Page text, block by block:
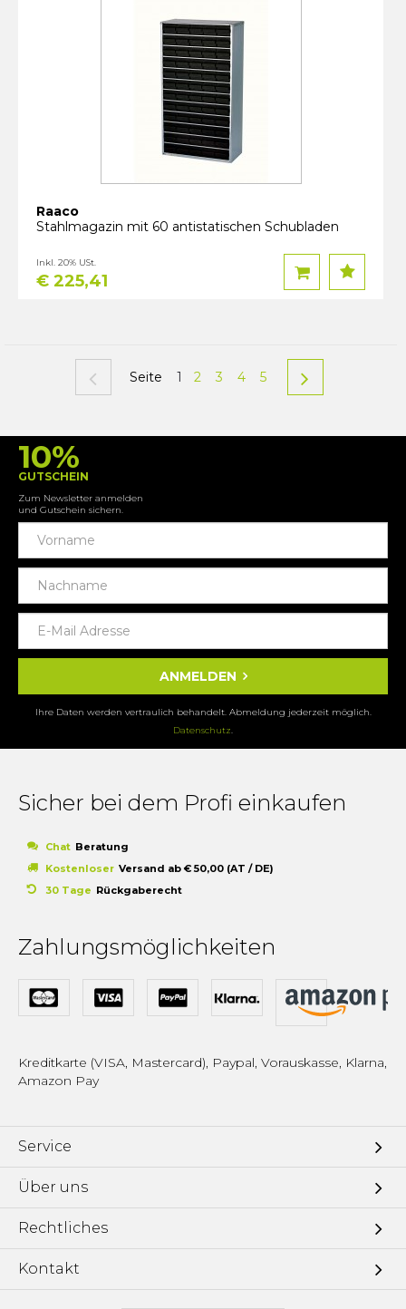
Raaco
Stahlmagazin mit 60 antistatischen Schubladen
€ 225,41
Inkl. 20% USt.
Seite 1 2 3 4 5
10%
GUTSCHEIN
Zum Newsletter anmelden
und Gutschein sichern.
ANMELDEN
Ihre Daten werden vertraulich behandelt. Abmeldung jederzeit möglich.
Datenschutz.
Sicher bei dem Profi einkaufen
Chat Beratung
Kostenloser Versand ab € 50,00 (AT / DE)
30 Tage Rückgaberecht
Zahlungsmöglichkeiten
Kreditkarte (VISA, Mastercard), Paypal, Vorauskasse, Klarna,
Amazon Pay
Service
Über uns
Rechtliches
Kontakt